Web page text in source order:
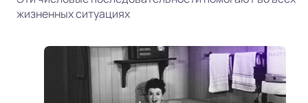
жизненных ситуациях